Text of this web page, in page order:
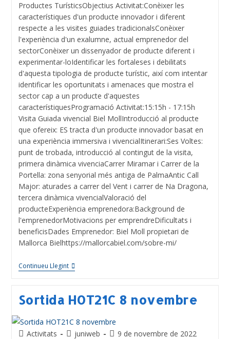
Productes TurísticsObjectius Activitat:Conèixer les
característiques d'un producte innovador i diferent
respecte a les visites guiades tradicionalsConèixer
l'experiència d'un exalumne, actual emprenedor del
sectorConèixer un dissenyador de producte diferent i
experimentar-loIdentificar les fortaleses i debilitats
d'aquesta tipologia de producte turístic, així com intentar
identificar les oportunitats i amenaces que mostra el
sector cap a un producte d'aquestes
característiquesProgramació Activitat:15:15h - 17:15h
Visita Guiada vivencial Biel MollIntroducció al producte
que ofereix: ES tracta d'un producte innovador basat en
una experiència immersiva i vivencialItinerari:Ses Voltes:
punt de trobada, introducció al contingut de la visita,
primera dinàmica vivenciaCarrer Miramar i Carrer de la
Portella: zona senyorial més antiga de PalmaAntic Call
Major: aturades a carrer del Vent i carrer de Na Dragona,
tercera dinàmica vivencialValoració del
producteExperiència emprenedora:Background de
l'emprenedorMotivacions per emprendreDificultats i
beneficisDades Emprenedor: Biel Moll propietari de
Mallorca Bielhttps://mallorcabiel.com/sobre-mi/
Continueu Llegint
Sortida HOT21C 8 novembre
Activitats juniweb 9 de novembre de 2022